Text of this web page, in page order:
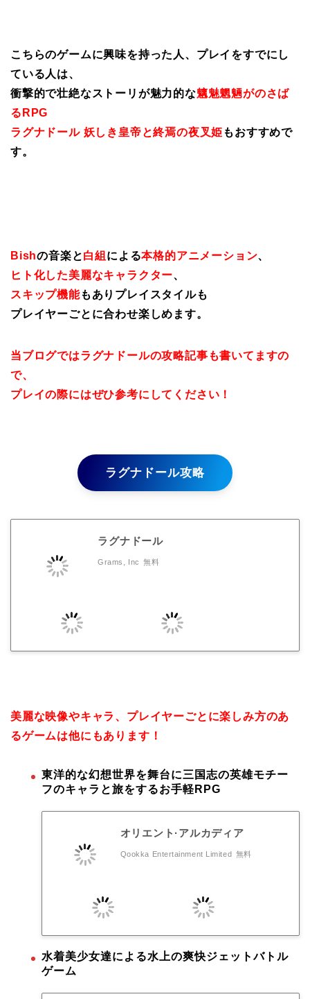
こちらのゲームに興味を持った人、プレイをすでにし
ている人は、
衝撃的で壮絶なストーリが魅力的な魑魅魍魎がのさば
るRPG
ラグナドール 妖しき皇帝と終焉の夜叉姫 もおすすめで
す。
Bishの音楽と白組 による本格的アニメーション、
ヒト化した美麗なキャラクター、
スキップ機能もありプレイスタイルも
プレイヤーごとに合わせ楽しめます。
当ブログではラグナドールの攻略記事も書いてますの
で、
プレイの際にはぜひ参考にしてください！
ラグナドール攻略
ラグナドール
Grams, Inc 無料
美麗な映像やキャラ、プレイヤーごとに楽しみ方のあ
るゲームは他にもあります！
東洋的な幻想世界を舞台に三国志の英雄モチー
フのキャラと旅をするお手軽RPG
オリエント·アルカディア
Qookka Entertainment Limited 無料
水着美少女達による水上の爽快ジェットバトル
ゲーム